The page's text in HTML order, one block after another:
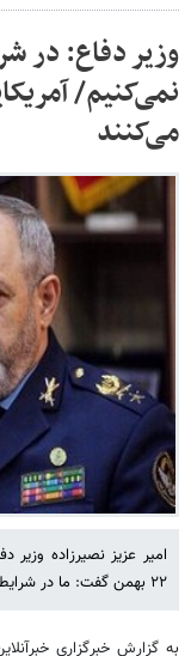
وزیر دفاع: در
نمی‌کنیم/
می‌کنند
امیر عزیز نصیرزاده
۲۲ بهمن گفت: ما در شرایط تحریم و تهدید مذاکره نمی‌کنیم.
به گزارش خبرگزاری